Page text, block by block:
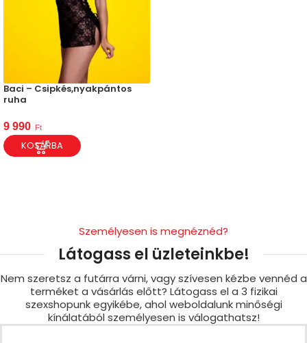
Baci – Csipkés,nyakpántos
ruha
9 990 Ft
KOSÁRBA
Személyesen is megnéznéd?
Látogass el üzleteinkbe!
Nem szeretsz a futárra várni, vagy szívesen kézbe vennéd a
terméket a vásárlás előtt? Látogass el a 3 fizikai
szexshopunk egyikébe, ahol weboldalunk minőségi
kínálatából személyesen is válogathatsz!